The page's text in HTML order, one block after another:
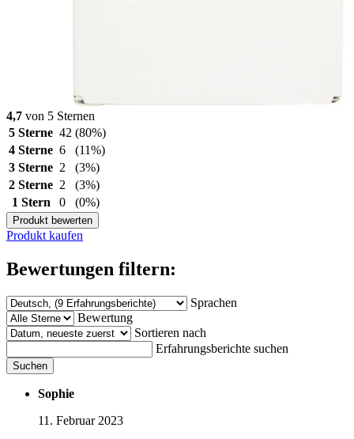
4,7 von 5 Sternen
5 Sterne 42 (80%)
4 Sterne 6
(11%)
3 Sterne 2
(3%)
2 Sterne 2
(3%)
1 Stern
0 (0%)
Produkt bewerten
Produkt kaufen
Bewertungen filtern:
Sprachen
Bewertung
Sortieren nach
Erfahrungsberichte suchen
Suchen
Sophie
11. Februar 2023